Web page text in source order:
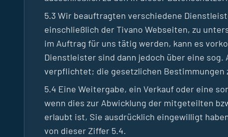
5.3 Wir beauftragten verschiedene
einschließlich der Tivano Webseiten, zu
im Auftrag für uns tätig werden, kann es
Dienstleister sind dann jedoch über eine
verpflichtet; die gesetzlichen Bestimmungen
5.4 Eine Weitergabe, ein Verkauf oder eine
wenn dies zur Abwicklung der mitgeteilten
erlaubt ist, Sie ausdrücklich eingewilligt
von dieser Ziffer 5.4.